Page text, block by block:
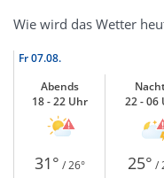
Wie wird das Wetter
Fr07.08.
Abends
18 - 22 Uhr
22 - 06
31° / 26° 25° /